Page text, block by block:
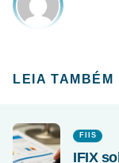
LEIA TAMBÉM
FIIS
IFIX